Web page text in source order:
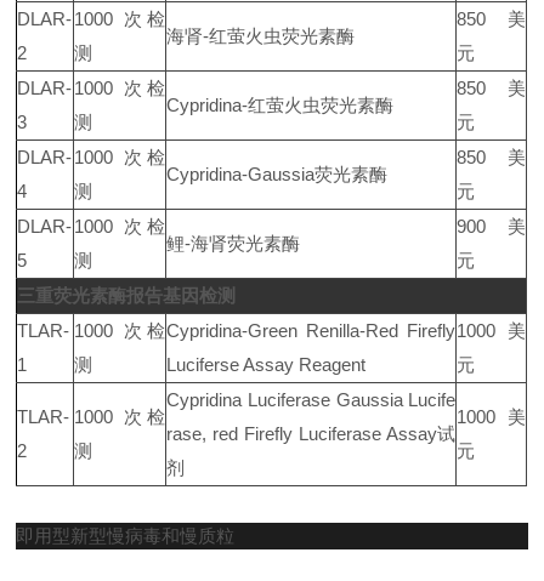
DLAR-
2
1000 次检
测
海肾-红萤火虫荧光素酶
850 美
元
DLAR-
3
1000 次检
测
Cypridina-红萤火虫荧光素酶
850 美
元
DLAR-
4
1000 次检
测
Cypridina-Gaussia荧光素酶
850 美
元
DLAR-
5
1000 次检
测
鲤-海肾荧光素酶
900 美
元
三重荧光素酶报告基因检测
TLAR-
1
1000 次检
测
Cypridina-Green Renilla-Red Firefly
Luciferse Assay Reagent
1000 美
元
TLAR-
2
1000 次检
测
Cypridina Luciferase Gaussia Lucife
rase, red Firefly Luciferase Assay试
剂
1000 美
元
即用型新型慢病毒和慢质粒